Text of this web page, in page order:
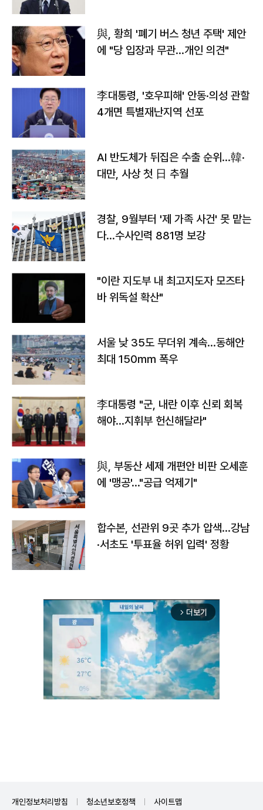
與, 황희 '폐기 버스 청년 주택' 제안
에 "당 입장과 무관…개인 의견"
李대통령, '호우피해' 안동·의성 관할
4개면 특별재난지역 선포
AI 반도체가 뒤집은 수출 순위…韓·
대만, 사상 첫 日 추월
경찰, 9월부터 '제 가족 사건' 못 맡는
다…수사인력 881명 보강
"이란 지도부 내 최고지도자 모즈타
바 위독설 확산"
서울 낮 35도 무더위 계속…동해안
최대 150㎜ 폭우
李대통령 "군, 내란 이후 신뢰 회복
해야…지휘부 헌신해달라"
與, 부동산 세제 개편안 비판 오세훈
에 '맹공'…"공급 억제기"
합수본, 선관위 9곳 추가 압색…강남
·서초도 '투표율 허위 입력' 정황
arrow_forward_ios 더보기
개인정보처리방침 청소년보호정책 사이트맵